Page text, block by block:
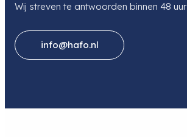
Wij streven te antwoorden binnen 48 uur
info@hafo.nl